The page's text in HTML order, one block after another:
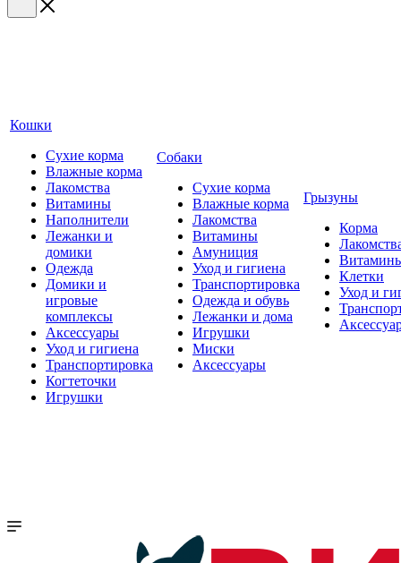
Кошки
Сухие корма
Влажные корма
Лакомства
Витамины
Наполнители
Лежанки и
домики
Одежда
Домики и
игровые
комплексы
Аксессуары
Уход и гигиена
Транспортировка
Когтеточки
Игрушки
Собаки
Сухие корма
Влажные корма
Лакомства
Витамины
Амуниция
Уход и гигиена
Транспортировка
Одежда и обувь
Лежанки и дома
Игрушки
Миски
Аксессуары
Грызуны
Корма
Клетки
Уход и